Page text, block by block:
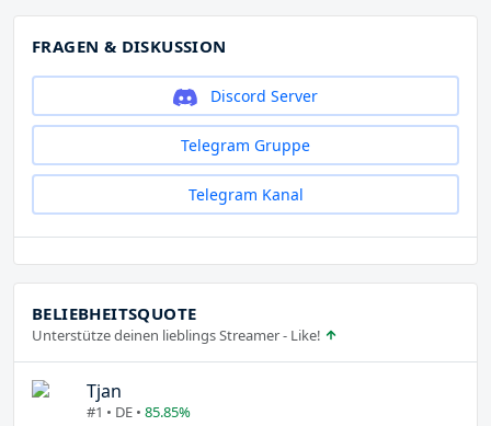
FRAGEN & DISKUSSION
Discord Server
Telegram Gruppe
Telegram Kanal
BELIEBHEITSQUOTE
Unterstütze deinen lieblings Streamer - Like!
Tjan
#1 • DE • 85.85%